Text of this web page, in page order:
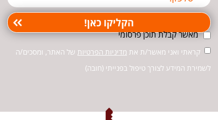
מאשר קבלת תוכן פרסומי
קראתי ואני מאשר/ת את מדיניות הפרטיות של האתר, ומסכים/ה
לשמירת המידע לצורך טיפול בפנייתי (חובה)